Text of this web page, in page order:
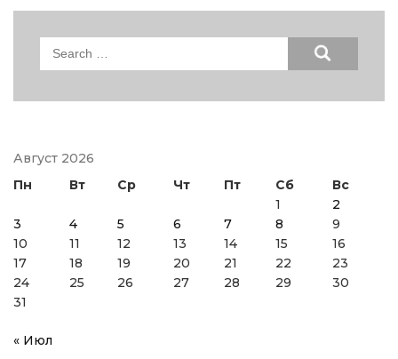
Search
Август 2026
Пн
Вт Ср Чт Пт Сб
Вс
1
2
3
4 5 6 7 8
9
10
11 12 13 14 15
16
17
18 19 20 21 22
23
24
25 26 27 28 29
30
31
« Июл